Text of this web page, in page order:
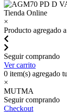
×
Producto agregado
Seguir comprando
Ver carrito
0 item(s) agregado
×
MUTMA
Seguir comprando
Checkout